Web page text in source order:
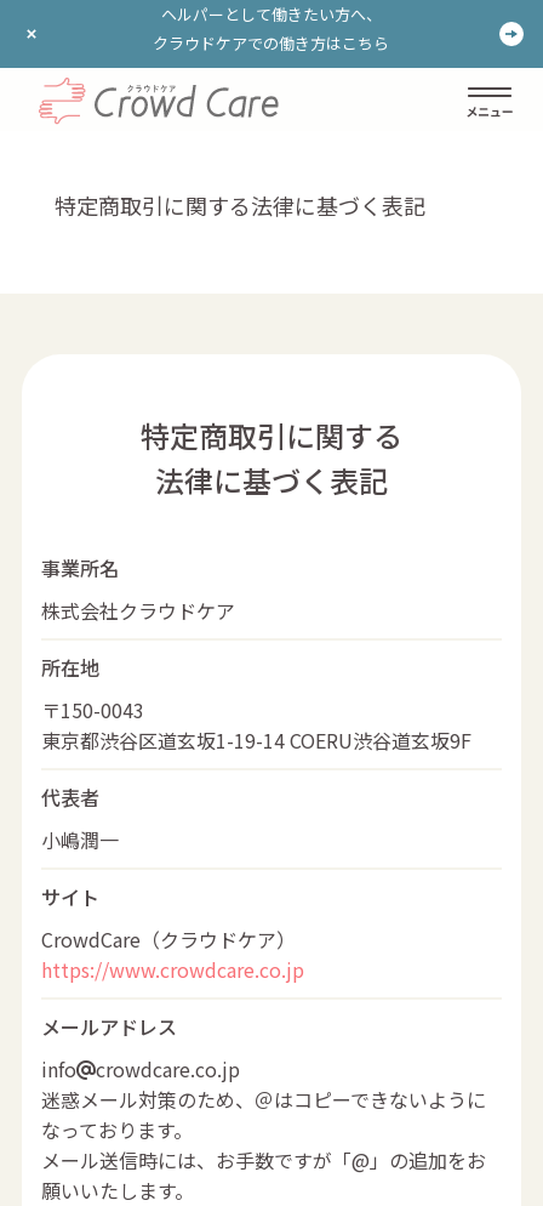
ヘルパーとして働きたい方へ、
クラウドケアでの働き方はこちら
ヘルパーとして働きたい方へ、
クラウドケアでの働き方はこちら
特定商取引に関する法律に基づく表記
特定商取引に関する
法律に基づく表記
事業所名
株式会社クラウドケア
所在地
〒150-0043
東京都渋谷区道玄坂1-19-14 COERU渋谷道玄坂9F
代表者
小嶋潤一
サイト
CrowdCare（クラウドケア）
https://www.crowdcare.co.jp
メールアドレス
info
crowdcare.co.jp
迷惑メール対策のため、＠はコピーできないように
なっております。
メール送信時には、お手数ですが「@」の追加をお
願いいたします。